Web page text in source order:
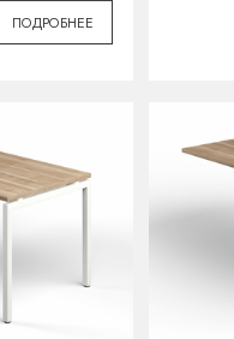
ПОДРОБНЕЕ